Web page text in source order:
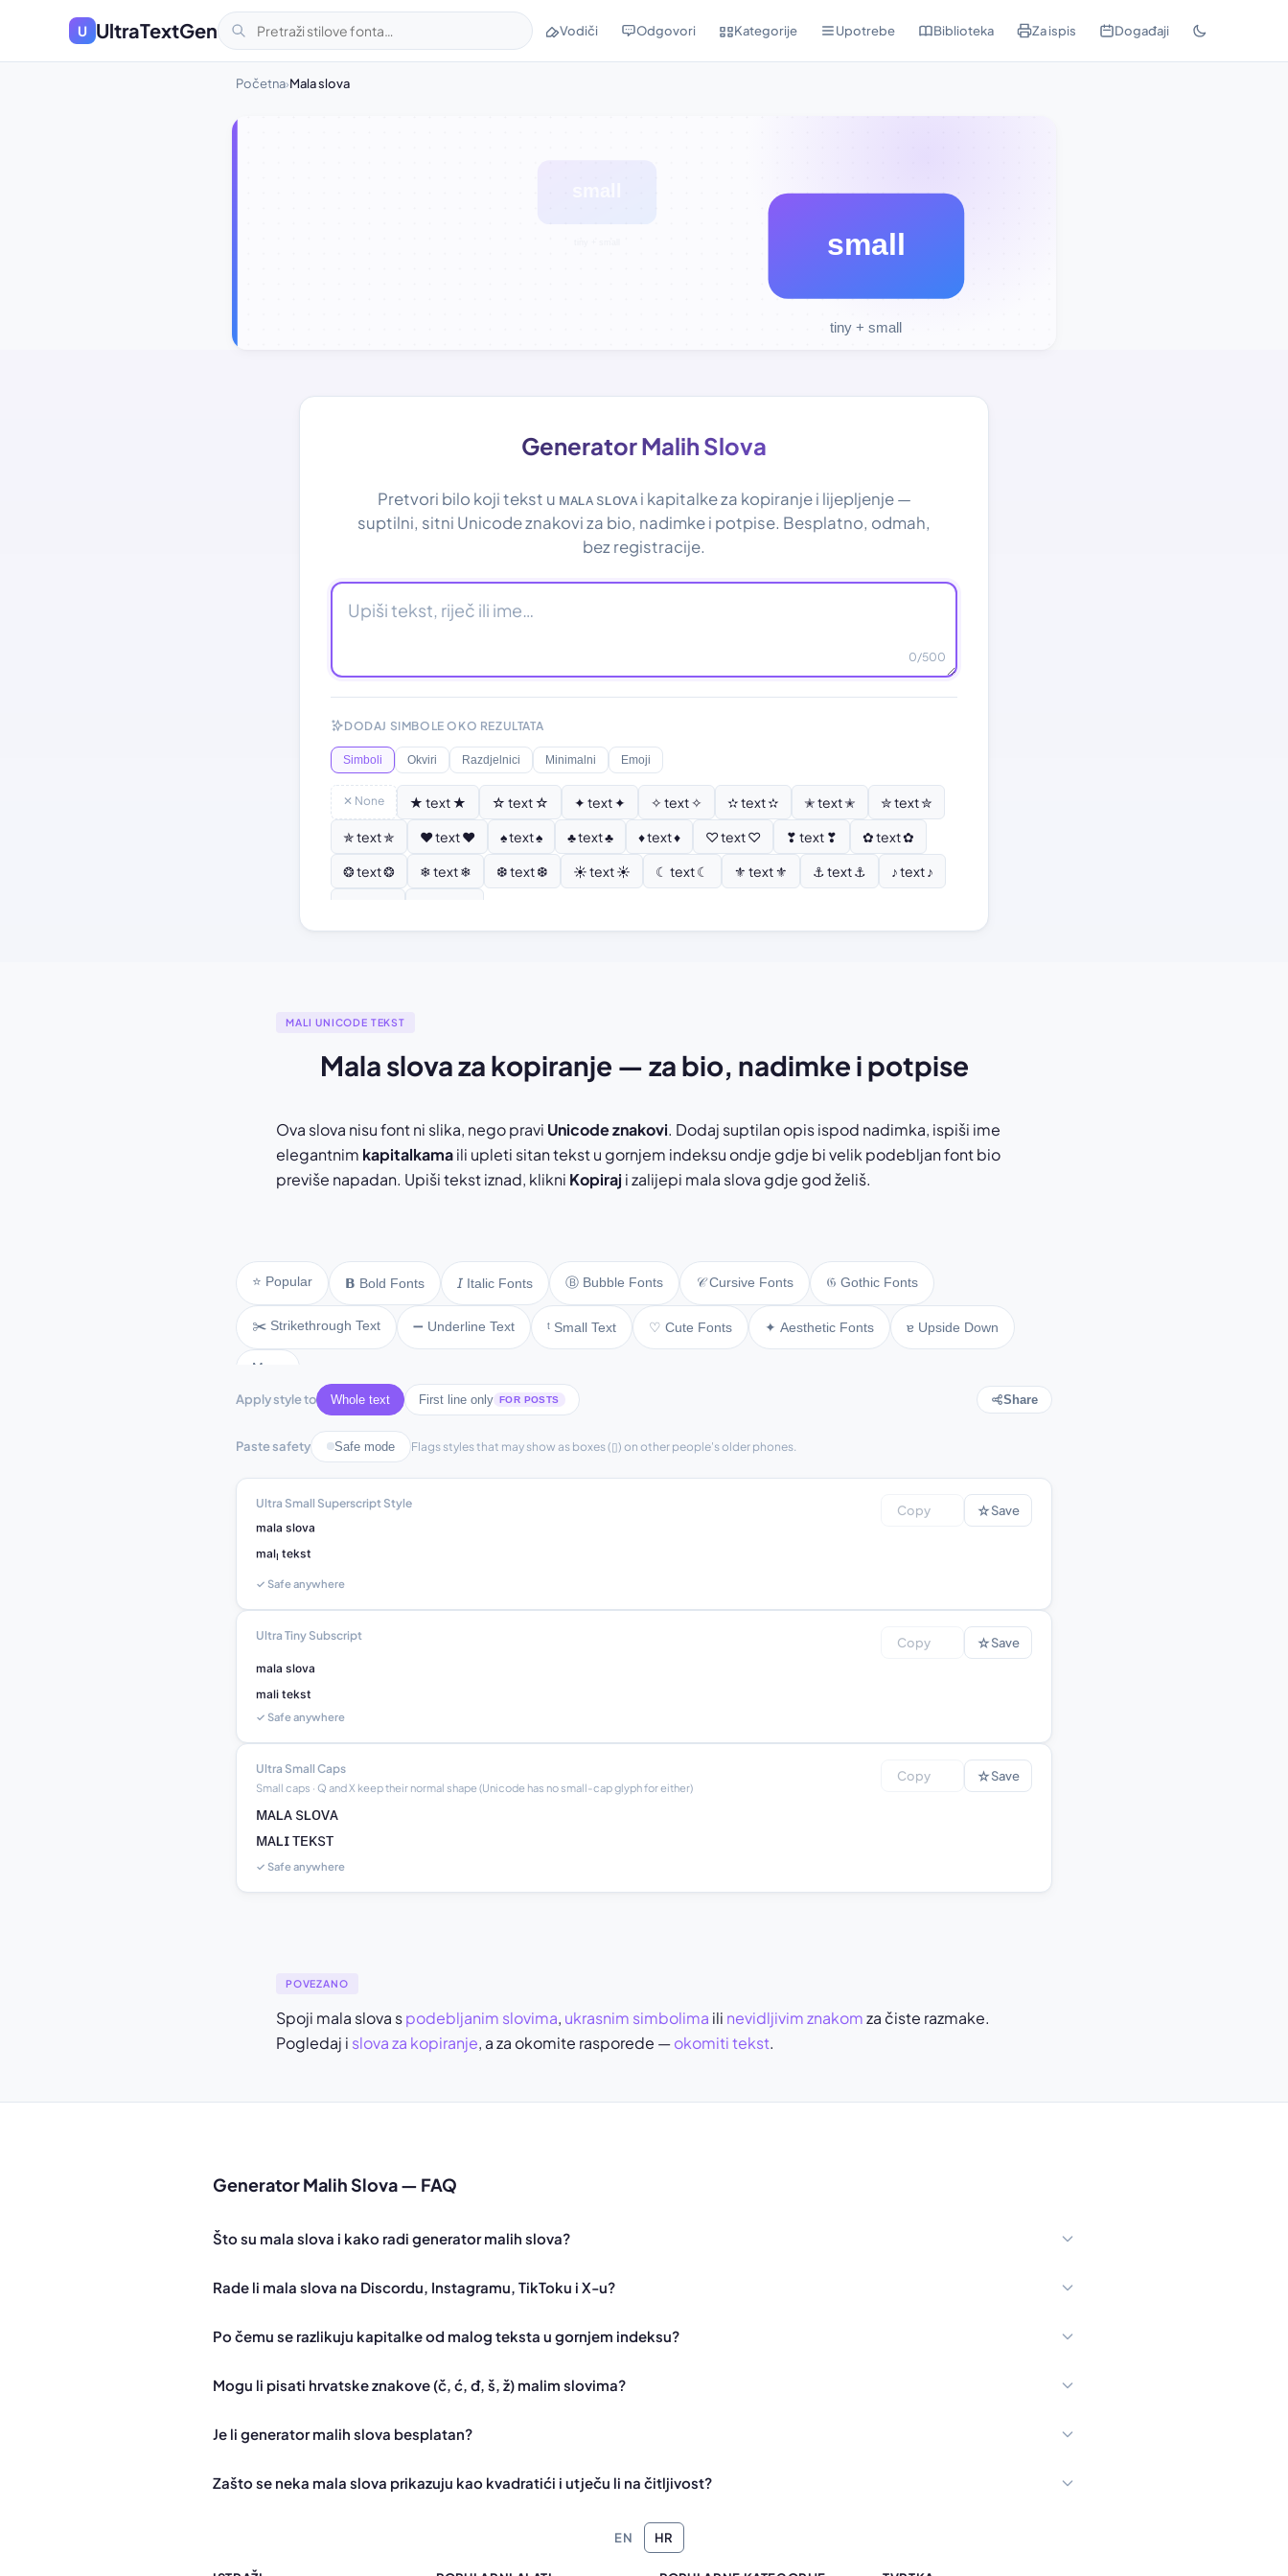
U UltraTextGen Vodiči Odgovori Kategorije Upotrebe Biblioteka Za ispis Događaji
Početna›Mala slova
Generator Malih Slova
Pretvori bilo koji tekst u ᴍᴀʟᴀ sʟᴏᴠᴀ i kapitalke za kopiranje i lijepljenje —
suptilni, sitni Unicode znakovi za bio, nadimke i potpise. Besplatno, odmah,
bez registracije.
0/500
DODAJ SIMBOLE OKO REZULTATA
Simboli Okviri Razdjelnici Minimalni Emoji
✕ None ★ text ★ ☆ text ☆ ✦ text ✦ ✧ text ✧ ✫ text ✫ ✭ text ✭
✮ text ✮
✯ text ✯
♥ text ♥ ♠ text ♠ ♣ text ♣ ♦ text ♦ ♡ text ♡ ❣ text ❣
✿ text ✿
❂ text ❂
❄ text ❄ ❆ text ❆ ☀ text ☀ ☾ text ☾ ⚜ text ⚜ ⚓ text ⚓
♪ text ♪
MALI UNICODE TEKST
Mala slova za kopiranje — za bio, nadimke i potpise
Ova slova nisu font ni slika, nego pravi Unicode znakovi. Dodaj suptilan opis ispod nadimka, ispiši ime
elegantnim kapitalkamaili upleti sitan tekst u gornjem indeksu ondje gdje bi velik podebljan font bio
previše napadan. Upiši tekst iznad, klikni Kopiraj i zalijepi mala slova gdje god želiš.
⭐ Popular 𝗕 Bold Fonts 𝘐 Italic Fonts Ⓑ Bubble Fonts 𝒞 Cursive Fonts 𝔊 Gothic Fonts
✂️ Strikethrough Text ➖ Underline Text ᵗ Small Text ♡ Cute Fonts ✦ Aesthetic Fonts ɐ Upside Down
More
Apply style to Whole text First line only FOR POSTS Share
Paste safety Safe mode Flags styles that may show as boxes (▯) on other people's older phones.
Ultra Small Superscript Style
ᵐᵃˡᵃ ˢˡᵒᵛᵃ
ᵐᵃˡᶦ ᵗᵉᵏˢᵗ
✓ Safe anywhere
Copy ☆Save
Ultra Tiny Subscript
ₘₐₗₐ ₛₗₒᵥₐ
ₘₐₗᵢ ₜₑₖₛₜ
✓ Safe anywhere
Copy ☆Save
Ultra Small Caps
Small caps · Q and X keep their normal shape (Unicode has no small-cap glyph for either)
ᴍᴀʟᴀ sʟᴏᴠᴀ
ᴍᴀʟɪ ᴛᴇᴋsᴛ
✓ Safe anywhere
Copy ☆Save
POVEZANO
Spoji mala slova spodebljanim slovima, ukrasnim simbolima ili nevidljivim znakomza čiste razmake.
Pogledaj i slova za kopiranje, a za okomite rasporede —okomiti tekst.
Generator Malih Slova — FAQ
Što su mala slova i kako radi generator malih slova?
Rade li mala slova na Discordu, Instagramu, TikToku i X-u?
Po čemu se razlikuju kapitalke od malog teksta u gornjem indeksu?
Mogu li pisati hrvatske znakove (č, ć, đ, š, ž) malim slovima?
Je li generator malih slova besplatan?
Zašto se neka mala slova prikazuju kao kvadratići i utječu li na čitljivost?
EN HR